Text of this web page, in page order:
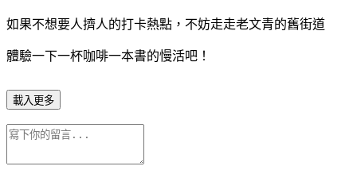
如果不想要人擠人的打卡熱點，不妨走走老文青的舊街道
體驗一下一杯咖啡一本書的慢活吧！
載入更多